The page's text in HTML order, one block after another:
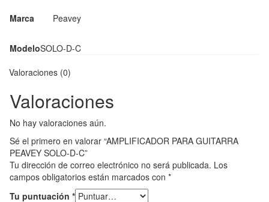
Marca Peavey
ModeloSOLO-D-C
Valoraciones (0)
Valoraciones
No hay valoraciones aún.
Sé el primero en valorar “AMPLIFICADOR PARA GUITARRA
PEAVEY SOLO-D-C”
Tu dirección de correo electrónico no será publicada. Los
campos obligatorios están marcados con *
Tu puntuación *